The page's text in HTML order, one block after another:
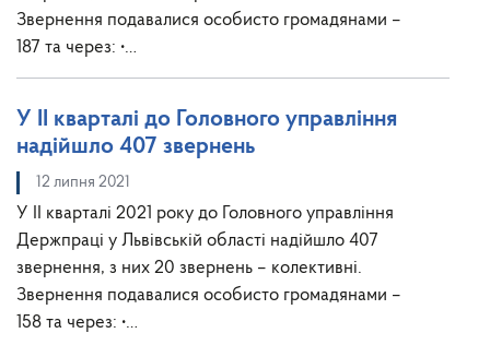
Звернення подавалися особисто громадянами –
187 та через: •…
У ІІ кварталі до Головного управління
надійшло 407 звернень
12 липня 2021
У ІІ кварталі 2021 року до Головного управління
Держпраці у Львівській області надійшло 407
звернення, з них 20 звернень – колективні.
Звернення подавалися особисто громадянами –
158 та через: •…